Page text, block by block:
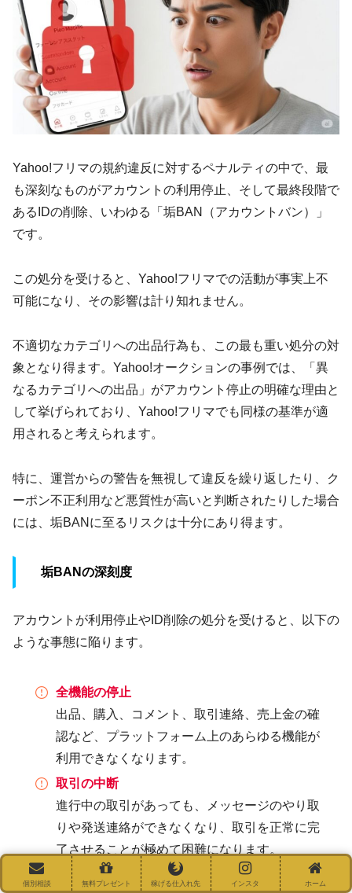
Yahoo!フリマの規約違反に対するペナルティの中で、最
も深刻なものがアカウントの利用停止、そして最終段階で
あるIDの削除、いわゆる「垢BAN（アカウントバン）」
です。
この処分を受けると、Yahoo!フリマでの活動が事実上不
可能になり、その影響は計り知れません。
不適切なカテゴリへの出品行為も、この最も重い処分の対
象となり得ます。Yahoo!オークションの事例では、「異
なるカテゴリへの出品」がアカウント停止の明確な理由と
して挙げられており、Yahoo!フリマでも同様の基準が適
用されると考えられます。
特に、運営からの警告を無視して違反を繰り返したり、ク
ーポン不正利用など悪質性が高いと判断されたりした場合
には、垢BANに至るリスクは十分にあり得ます。
垢BANの深刻度
アカウントが利用停止やID削除の処分を受けると、以下の
ような事態に陥ります。
全機能の停止
出品、購入、コメント、取引連絡、売上金の確
認など、プラットフォーム上のあらゆる機能が
利用できなくなります。
取引の中断
進行中の取引があっても、メッセージのやり取
りや発送連絡ができなくなり、取引を正常に完
了させることが極めて困難になります。
売上金の凍結リスク
個別相談 無料プレゼント 稼げる仕入れ先 インスタ ホーム